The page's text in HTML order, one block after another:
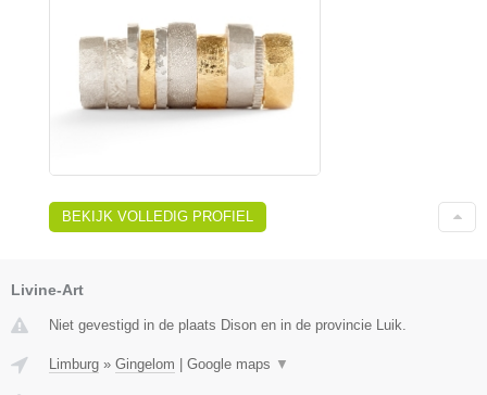
BEKIJK VOLLEDIG PROFIEL
Livine-Art
Niet gevestigd in de plaats Dison en in de provincie Luik.
Limburg » Gingelom Google maps ▼